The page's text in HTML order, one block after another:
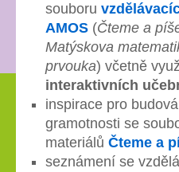
souboru
AMOS (Čteme a
Matýskova
prvouka) včetně
interaktivních
inspirace pro
gramotnosti se
materiálů Čteme a
seznámení se